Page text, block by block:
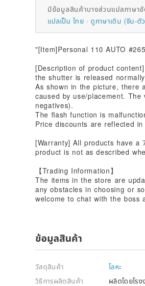
มีข้อมูลสินค้าบางส่วนแปลภาษา
แปลเป็น ไทย
ดูภาษาเดิม (จีน-ตั
"[Item]Personal 110 AUTO
[Description of product
the shutter is released
As shown in the picture, there
caused by use/placement.
negatives).
The flash function is
Price discounts are reflected
[Warranty] All products have
product is not as described
【Trading Information】
The items in the store are
any obstacles in choosing or
welcome to chat with the boss
ข้อมูลสินค้า
วัสดุสินค้า
โลหะ
วิธีการผลิตสินค้า
ผลิตโดยโรง